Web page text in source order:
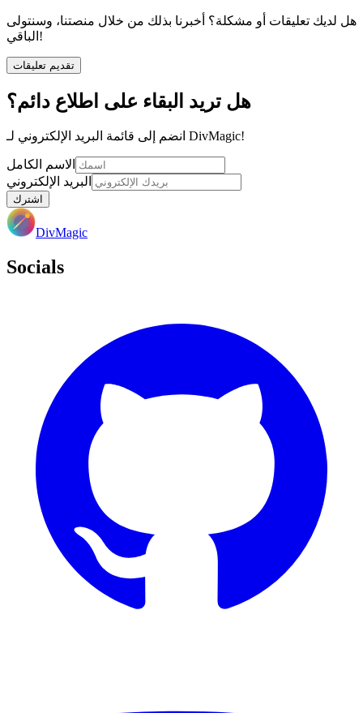
هل لديك تعليقات أو مشكلة؟ أخبرنا بذلك من خلال منصتنا، وسنتولى
الباقي!
تقديم تعليقات
هل تريد البقاء على اطلاع دائم؟
انضم إلى قائمة البريد الإلكتروني لـ DivMagic!
الاسم الكامل
البريد الإلكتروني
اشترك
DivMagic
Socials